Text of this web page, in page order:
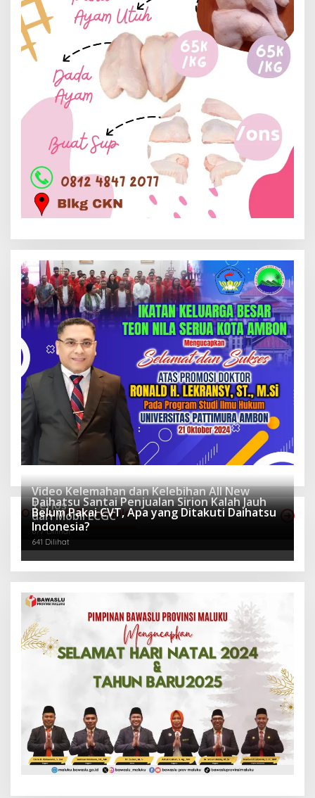
Otomotif Terpopuler
Video Kelemahan dan Kelebihan All New
Terios
940 Dilihat
Daihatsu Santai Penjualan Sirion Kalah Jauh
dari Mobil LCGC
677 Dilihat
Belum Pakai CVT, Apa yang Ditakuti Daihatsu
Indonesia?
641 Dilihat